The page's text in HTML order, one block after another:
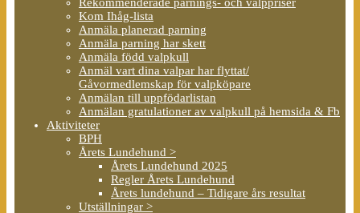
Kom Ihåg-lista
Anmäla planerad parning
Anmäla parning har skett
Anmäla född valpkull
Anmäl vart dina valpar har flyttat/
Gåvormedlemskap för valpköpare
Anmälan till uppfödarlistan
Anmälan gratulationer av valpkull på hemsida & Fb
Aktiviteter
BPH
Årets Lundehund >
Årets Lundehund 2025
Regler Årets Lundehund
Årets lundehund – Tidigare års resultat
Utställningar >